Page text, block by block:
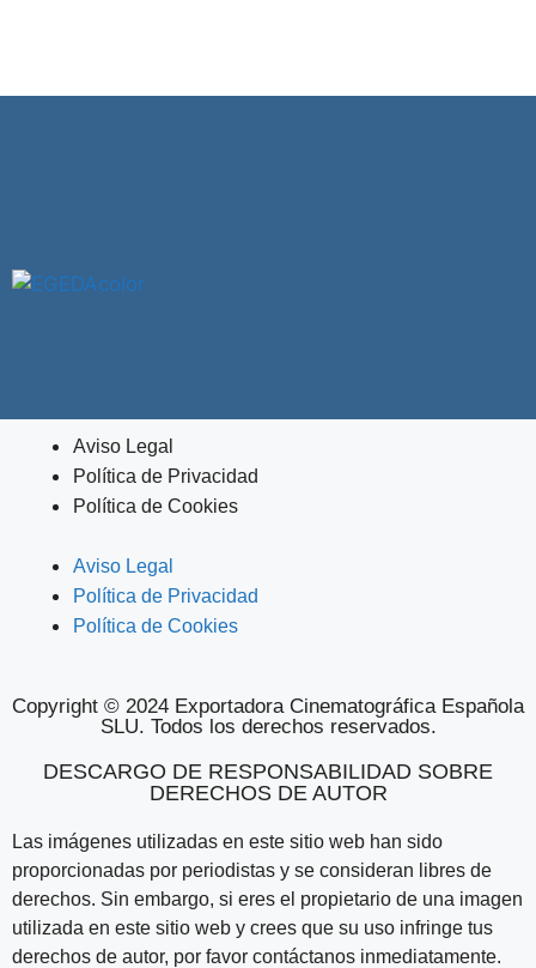
Aviso Legal
Política de Privacidad
Política de Cookies
Aviso Legal
Política de Privacidad
Política de Cookies
Copyright © 2024 Exportadora Cinematográfica Española
SLU. Todos los derechos reservados.
DESCARGO DE RESPONSABILIDAD SOBRE
DERECHOS DE AUTOR
Las imágenes utilizadas en este sitio web han sido
proporcionadas por periodistas y se consideran libres de
derechos. Sin embargo, si eres el propietario de una imagen
utilizada en este sitio web y crees que su uso infringe tus
derechos de autor, por favor contáctanos inmediatamente.